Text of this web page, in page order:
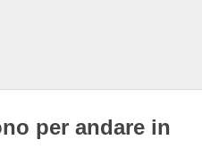
per andare in